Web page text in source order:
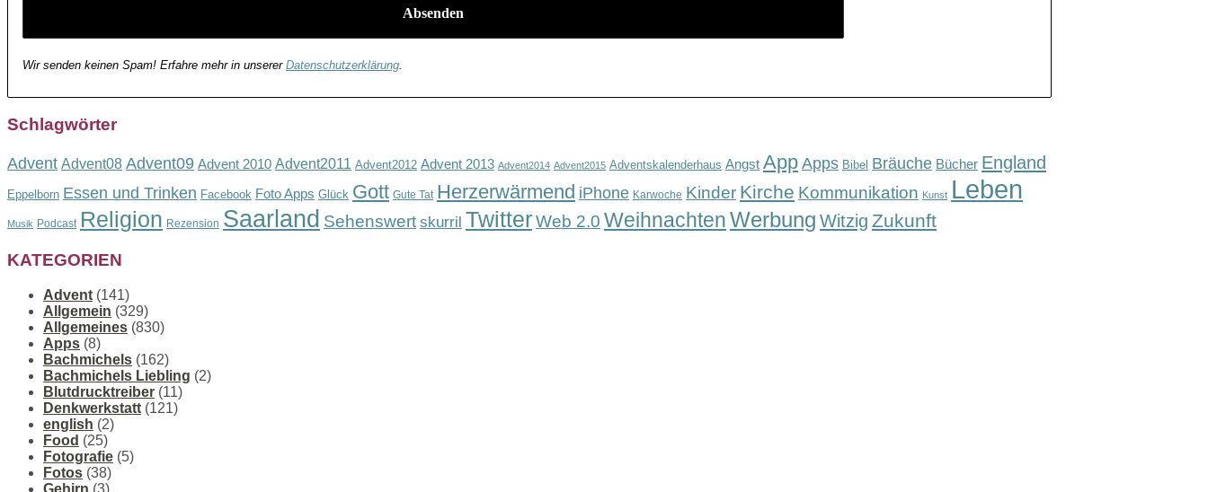
Wir senden keinen Spam! Erfahre mehr in unserer Datenschutzerklärung.
Schlagwörter
Advent Advent08 Advent09 Advent 2010 Advent2011 Advent2012 Advent 2013 Advent2014 Advent2015 Adventskalenderhaus Angst App Apps Bibel Bräuche Bücher England
Eppelborn Essen und Trinken Facebook Foto Apps Glück Gott Gute Tat Herzerwärmend iPhone Karwoche Kinder Kirche Kommunikation Kunst Leben
Musik Podcast Religion Rezension Saarland Sehenswert skurril TwitterWeb 2.0 WeihnachtenWerbung Witzig Zukunft
KATEGORIEN
Advent (141)
Allgemein (329)
Allgemeines (830)
Apps (8)
Bachmichels (162)
Bachmichels Liebling (2)
Blutdrucktreiber (11)
Denkwerkstatt (121)
english (2)
Food (25)
Fotografie (5)
Fotos (38)
Gehirn (3)